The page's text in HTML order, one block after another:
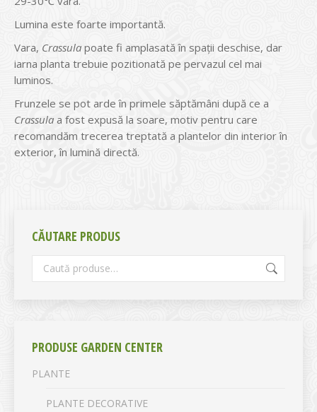
Lumina este foarte importantă.
Vara, Crassula poate fi amplasată în spaţii deschise, dar
iarna planta trebuie pozitionată pe pervazul cel mai
luminos.
Frunzele se pot arde în primele săptămâni după ce a
Crassula a fost expusă la soare, motiv pentru care
recomandăm trecerea treptată a plantelor din interior în
exterior, în lumină directă.
CĂUTARE PRODUS
PRODUSE GARDEN CENTER
PLANTE
PLANTE DECORATIVE